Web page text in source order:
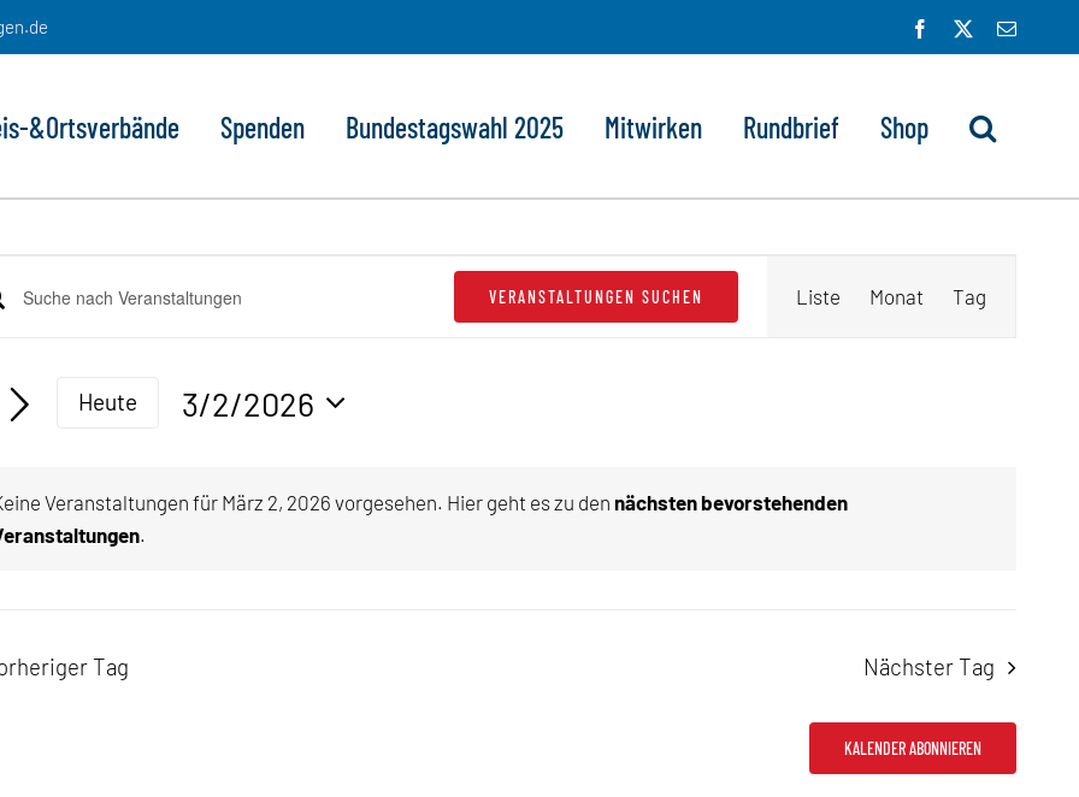
Facebook
E-
&Ortsverbände Spenden Bundestagswahl 2025 Mitwirken Rundbrief Shop
Veranstaltungen für März 2, 2026 vorgesehen. Hier geht es zu dennächsten bevorstehenden
.
VERANSTALTUNGEN SUCHEN
Ansichten-
Liste Monat Tag
Heute
3/2/2026
Tag Nächster Tag
KALENDER ABONNIEREN